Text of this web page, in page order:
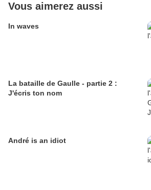
Vous aimerez aussi
In waves
La bataille de Gaulle - partie 2 :
J'écris ton nom
André is an idiot